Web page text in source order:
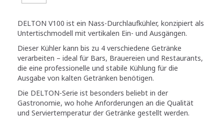
DELTON V100 ist ein Nass-Durchlaufkühler, konzipiert als
Untertischmodell mit vertikalen Ein- und Ausgängen.
Dieser Kühler kann bis zu 4 verschiedene Getränke
verarbeiten – ideal für Bars, Brauereien und Restaurants,
die eine professionelle und stabile Kühlung für die
Ausgabe von kalten Getränken benötigen.
Die DELTON-Serie ist besonders beliebt in der
Gastronomie, wo hohe Anforderungen an die Qualität
und Serviertemperatur der Getränke gestellt werden.